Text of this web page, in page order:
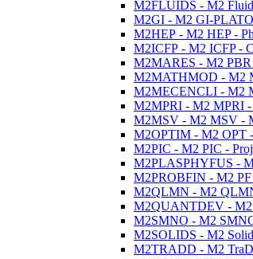
M2FLUIDS - M2
M2GI - M2 GI-PLATO
M2HEP - M2 HEP -
M2ICFP - M2 ICFP -
M2MARES - M2 PBR
M2MATHMOD - M2
M2MECENCLI - M2
M2MPRI - M2 MPRI -
M2MSV - M2 MSV -
M2OPTIM - M2 OPT
M2PIC - M2 PIC -
M2PLASPHYFUS -
M2PROBFIN - M2 PF
M2QLMN - M2
M2QUANTDEV - M2
M2SMNO - M2
M2SOLIDS - M2
M2TRADD - M2